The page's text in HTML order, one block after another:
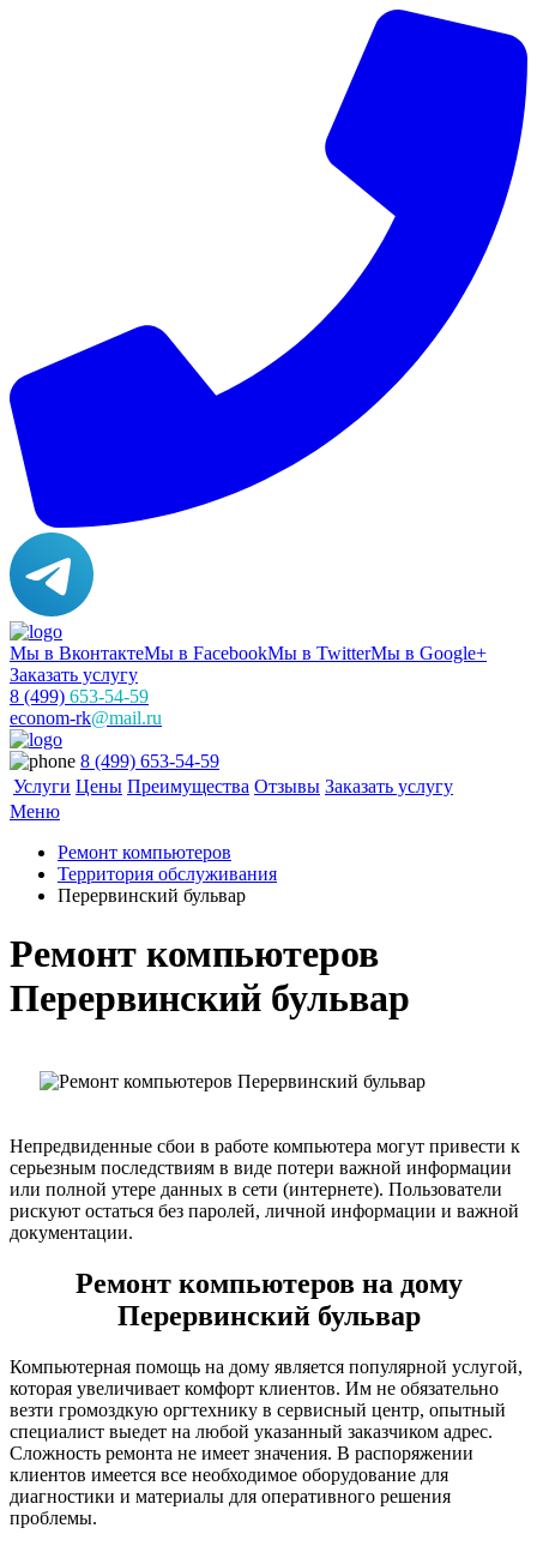
Мы в ВконтактеМы в FacebookМы в TwitterМы в Google+
Заказать услугу
8 (499) 653-54-59
econom-rk@mail.ru
8 (499) 653-54-59
Услуги Цены Преимущества Отзывы Заказать услугу
Меню
Ремонт компьютеров
Территория обслуживания
Перервинский бульвар
Ремонт компьютеров
Перервинский бульвар
Непредвиденные сбои в работе компьютера могут привести к
серьезным последствиям в виде потери важной информации
или полной утере данных в сети (интернете). Пользователи
рискуют остаться без паролей, личной информации и важной
документации.
Ремонт компьютеров на дому
Перервинский бульвар
Компьютерная помощь на дому является популярной услугой,
которая увеличивает комфорт клиентов. Им не обязательно
везти громоздкую оргтехнику в сервисный центр, опытный
специалист выедет на любой указанный заказчиком адрес.
Сложность ремонта не имеет значения. В распоряжении
клиентов имеется все необходимое оборудование для
диагностики и материалы для оперативного решения
проблемы.